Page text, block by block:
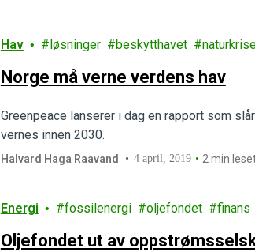
Hav løsninger beskytthavet
Norge må verne verdens hav
Greenpeace lanserer i dag en rapport som
vernes innen 2030.
Halvard Haga Raavand 4 april, 2019 2 min
Energi fossilenergi oljefondet finans
Oljefondet ut av